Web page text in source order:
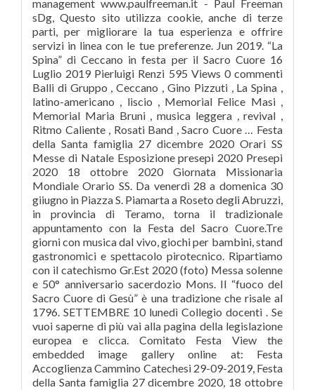
management www.paulfreeman.it - Paul Freeman
sDg, Questo sito utilizza cookie, anche di terze
parti, per migliorare la tua esperienza e offrire
servizi in linea con le tue preferenze. Jun 2019. “La
Spina” di Ceccano in festa per il Sacro Cuore 16
Luglio 2019 Pierluigi Renzi 595 Views 0 commenti
Balli di Gruppo , Ceccano , Gino Pizzuti , La Spina ,
latino-americano , liscio , Memorial Felice Masi ,
Memorial Maria Bruni , musica leggera , revival ,
Ritmo Caliente , Rosati Band , Sacro Cuore … Festa
della Santa famiglia 27 dicembre 2020 Orari SS
Messe di Natale Esposizione presepi 2020 Presepi
2020 18 ottobre 2020 Giornata Missionaria
Mondiale Orario SS. Da venerdì 28 a domenica 30
giiugno in Piazza S. Piamarta a Roseto degli Abruzzi,
in provincia di Teramo, torna il tradizionale
appuntamento con la Festa del Sacro Cuore.Tre
giorni con musica dal vivo, giochi per bambini, stand
gastronomici e spettacolo pirotecnico. Ripartiamo
con il catechismo Gr.Est 2020 (foto) Messa solenne
e 50° anniversario sacerdozio Mons. Il “fuoco del
Sacro Cuore di Gesù” è una tradizione che risale al
1796. SETTEMBRE 10 lunedì Collegio docenti . Se
vuoi saperne di più vai alla pagina della legislazione
europea e clicca. Comitato Festa View the
embedded image gallery online at: Festa
Accoglienza Cammino Catechesi 29-09-2019, Festa
della Santa famiglia 27 dicembre 2020, 18 ottobre